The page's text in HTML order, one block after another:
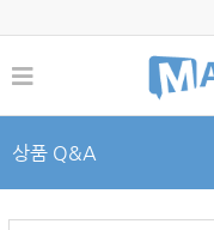
상품 Q&A